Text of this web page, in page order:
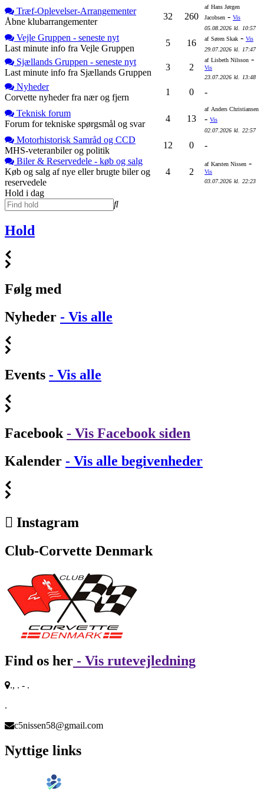
Træf-Oplevelser-Arrangementer
Åbne klubarrangementer
32 260
af Hans Jørgen
Jacobsen - Vis
05.08.2026 kl. 10:57
Vejle Gruppen - seneste nyt
Last minute info fra Vejle Gruppen
5 16 af Søren Skak - Vis
29.07.2026 kl. 17:47
Sjællands Gruppen - seneste nyt
Last minute info fra Sjællands Gruppen
3 2
af Lisbeth Nilsson -
Vis
23.07.2026 kl. 13:48
Nyheder
Corvette nyheder fra nær og fjern
1 0 -
Teknisk forum
Forum for tekniske spørgsmål og svar
4 13
af Anders Christiansen
- Vis
02.07.2026 kl. 22:57
Motorhistorisk Samråd og CCD
MHS-veteranbiler og politik
12 0
-
Biler & Reservedele - køb og salg
Køb og salg af nye eller brugte biler og
reservedele
4 2
af Karsten Nissen -
Vis
03.07.2026 kl. 22:23
Hold i dag
Hold
Følg med
Nyheder - Vis alle
Events - Vis alle
Facebook - Vis Facebook siden
Kalender - Vis alle begivenheder
Instagram
Club-Corvette Denmark
Find os her - Vis rutevejledning
., . - .
.
c5nissen58@gmail.com
Nyttige links